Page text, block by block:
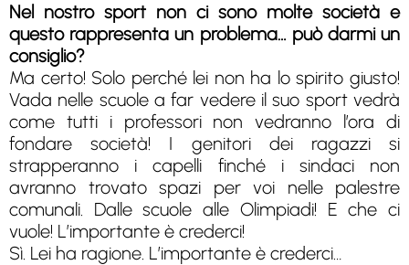
Nel nostro sport non ci sono molte società e
questo rappresenta un problema… può darmi un
consiglio?
Ma certo! Solo perché lei non ha lo spirito giusto!
Vada nelle scuole a far vedere il suo sport vedrà
come tutti i professori non vedranno l’ora di
fondare società! I genitori dei ragazzi si
strapperanno i capelli finché i sindaci non
avranno trovato spazi per voi nelle palestre
comunali. Dalle scuole alle Olimpiadi! E che ci
vuole! L’importante è crederci!
Sì. Lei ha ragione. L’importante è crederci…